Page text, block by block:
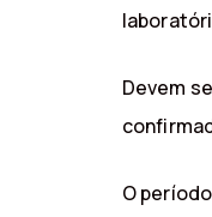
Devem
O